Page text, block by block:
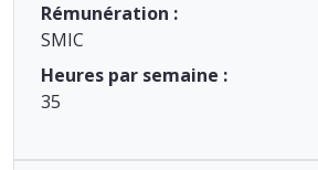
Rémunération :
SMIC
Heures par semaine :
35